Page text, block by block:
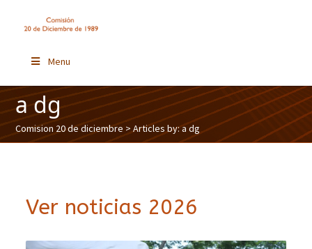
Menu
a dg
Comision 20 de diciembre > Articles by: a dg
Ver noticias 2026